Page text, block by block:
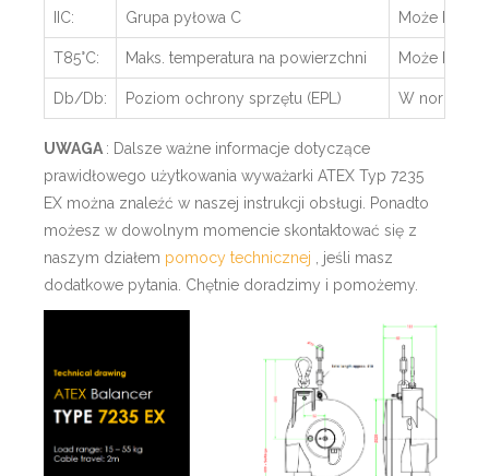
IIC: Grupa pyłowa C Może być
T85°C: Maks. temperatura na powierzchni Może być
Db/Db: Poziom ochrony sprzętu (EPL) W
UWAGA: Dalsze ważne informacje dotyczące
prawidłowego użytkowania wyważarki ATEX Typ 7235
EX można znaleźć w naszej instrukcji obsługi. Ponadto
możesz w dowolnym momencie skontaktować się z
naszym działem pomocy technicznej , jeśli masz
dodatkowe pytania. Chętnie doradzimy i pomożemy.